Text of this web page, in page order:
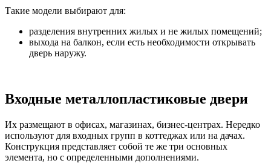
Такие модели выбирают для:
разделения внутренних жилых и не жилых помещений;
выхода на балкон, если есть необходимости открывать
дверь наружу.
Входные металлопластиковые двери
Их размещают в офисах, магазинах, бизнес-центрах. Нередко
используют для входных групп в коттеджах или на дачах.
Конструкция представляет собой те же три основных
элемента, но с определенными дополнениями.